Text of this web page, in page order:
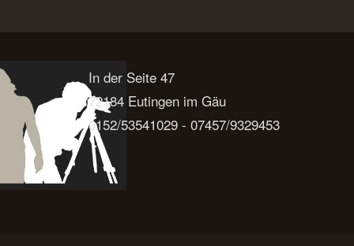
In der Seite 47
72184 Eutingen im Gäu
0152/53541029 - 07457/9329453